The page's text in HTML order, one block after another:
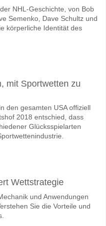
dem zu
von 36%.
Prozentsatz von 55%.
Mushuc Runa
Korrektes Ergebnis von
NHL-Geschichte, von Bob
Semenko, Dave Schultz und
körperliche Identität des
mit Sportwetten zu
den gesamten USA offiziell
2018 entschied, dass
Glücksspielarten
Wettstrategie
und Anwendungen
Sie die Vorteile und